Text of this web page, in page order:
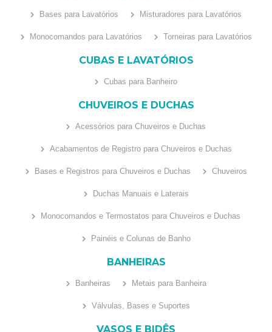
Bases para Lavatórios Misturadores para Lavatórios
Monocomandos para Lavatórios Torneiras para Lavatórios
CUBAS E LAVATÓRIOS
Cubas para Banheiro
CHUVEIROS E DUCHAS
Acessórios para Chuveiros e Duchas
Acabamentos de Registro para Chuveiros e Duchas
Bases e Registros para Chuveiros e Duchas Chuveiros
Duchas Manuais e Laterais
Monocomandos e Termostatos para Chuveiros e Duchas
Painéis e Colunas de Banho
BANHEIRAS
Banheiras Metais para Banheira
Válvulas, Bases e Suportes
VASOS E BIDÊS